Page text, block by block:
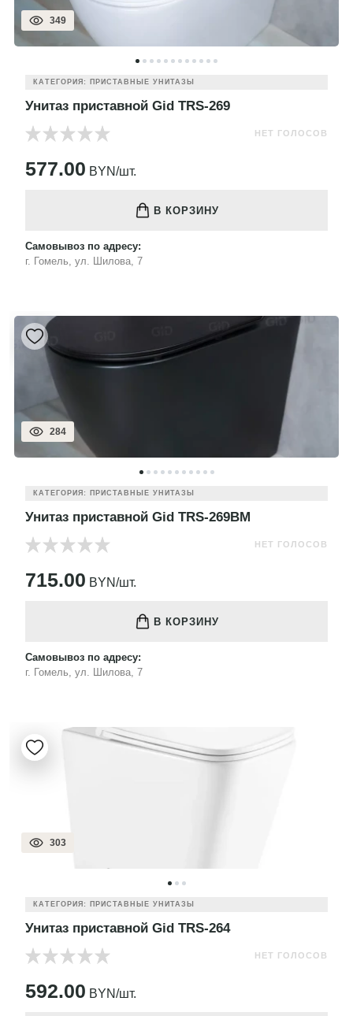
349
КАТЕГОРИЯ: ПРИСТАВНЫЕ УНИТАЗЫ
Унитаз приставной Gid TRS-269
НЕТ ГОЛОСОВ
577.00 BYN/шт.
В КОРЗИНУ
Самовывоз по адресу:
г. Гомель, ул. Шилова, 7
284
КАТЕГОРИЯ: ПРИСТАВНЫЕ УНИТАЗЫ
Унитаз приставной Gid TRS-269BM
НЕТ ГОЛОСОВ
715.00 BYN/шт.
В КОРЗИНУ
Самовывоз по адресу:
г. Гомель, ул. Шилова, 7
303
КАТЕГОРИЯ: ПРИСТАВНЫЕ УНИТАЗЫ
Унитаз приставной Gid TRS-264
НЕТ ГОЛОСОВ
592.00 BYN/шт.